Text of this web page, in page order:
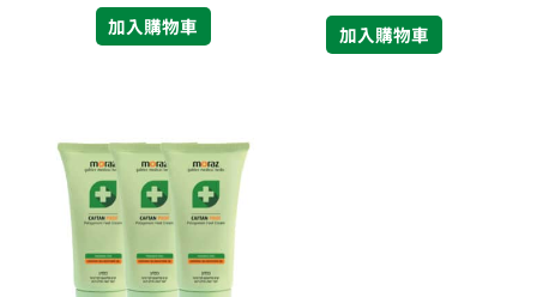
加入購物車 加入購物車
原
始
價
格：
NT$2,940。
目
前
價
格：
NT$2,352。